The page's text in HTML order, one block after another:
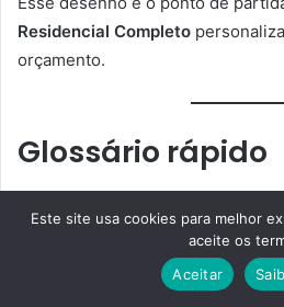
Residencial Completo
orçamento.
Glossário rápido
por cobertura.
: parcela do dano
Risco nomeado: evento
Este site usa cookies para melhor
aceite os
Aceitar